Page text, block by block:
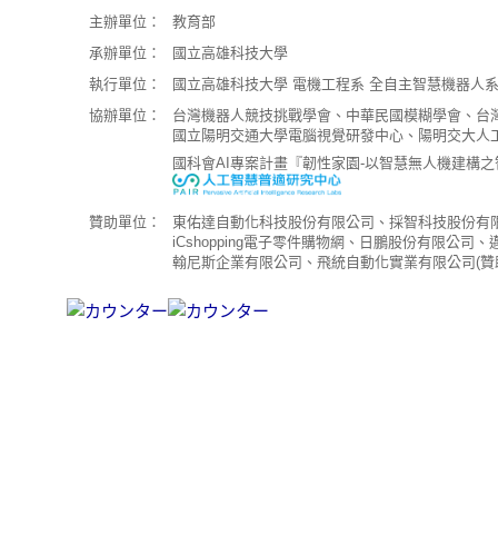
主辦單位：
教育部
承辦單位：
國立高雄科技大學
執行單位：
國立高雄科技大學 電機工程系 全自主智慧機器人
協辦單位：
台灣機器人競技挑戰學會、中華民國模糊學會、台
國立陽明交通大學電腦視覺研發中心、陽明交大人
國科會AI專案計畫『韌性家園-以智慧無人機建構
贊助單位：
東佑達自動化科技股份有限公司、採智科技股份
iCshopping電子零件購物網、日鵬股份有限公司
翰尼斯企業有限公司、飛統自動化實業有限公司(